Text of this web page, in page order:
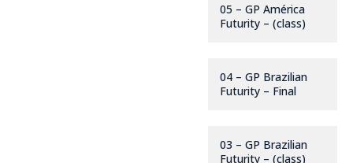
05 – GP América
Futurity – (class)
04 – GP Brazilian
Futurity – Final
03 – GP Brazilian
Futurity – (class)